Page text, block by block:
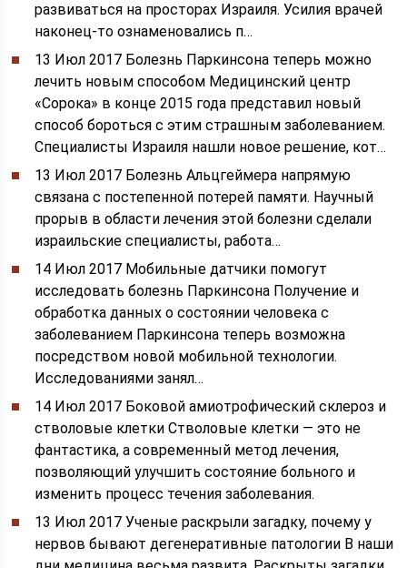
развиваться на просторах Израиля. Усилия врачей
наконец-то ознаменовались п…
13 Июл 2017 Болезнь Паркинсона теперь можно
лечить новым способом Медицинский центр
«Сорока» в конце 2015 года представил новый
способ бороться с этим страшным заболеванием.
Специалисты Израиля нашли новое решение, кот…
13 Июл 2017 Болезнь Альцгеймера напрямую
связана с постепенной потерей памяти. Научный
прорыв в области лечения этой болезни сделали
израильские специалисты, работа…
14 Июл 2017 Мобильные датчики помогут
исследовать болезнь Паркинсона Получение и
обработка данных о состоянии человека с
заболеванием Паркинсона теперь возможна
посредством новой мобильной технологии.
Исследованиями занял…
14 Июл 2017 Боковой амиотрофический склероз и
стволовые клетки Стволовые клетки — это не
фантастика, а современный метод лечения,
позволяющий улучшить состояние больного и
изменить процесс течения заболевания.
13 Июл 2017Ученые раскрыли загадку, почему у
нервов бывают дегенеративные патологии В наши